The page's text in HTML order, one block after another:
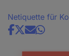
Netiquette für
Share
news